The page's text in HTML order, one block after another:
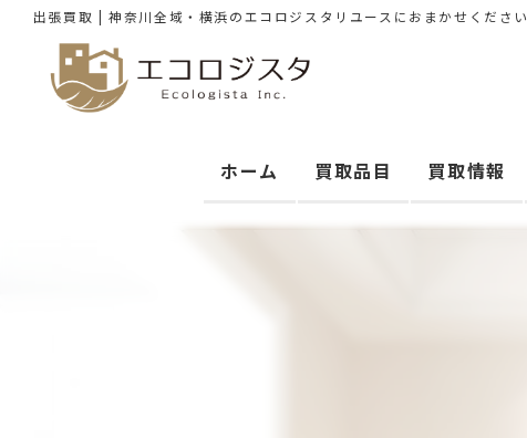
出張買取 | 神奈川全域・横浜のエコロジスタリユースにおまかせください
ホーム 買取品目 買取情報